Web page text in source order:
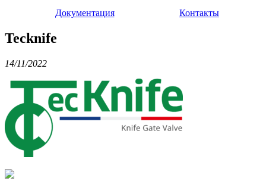
Документация
Контакты
Tecknife
14/11/2022